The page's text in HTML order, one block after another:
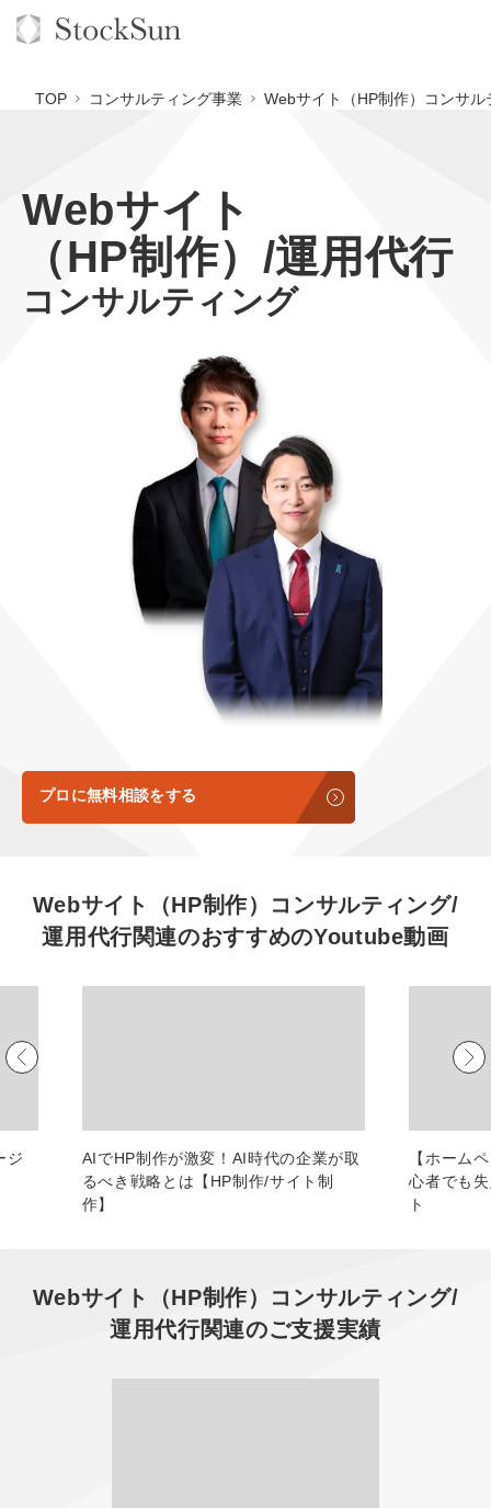
オーダーメイド支援
TOP
コンサルタント一覧
BPO支援
定額制Webマーケティング代行『マキトルくん』
定額制採用代行・RPO『トルトルくん』
営業改善特化の動画制作『動画でカリトルくん』
定額LINE運用代行『LINEマキトルくん』
オリジナルサービス
拡散付1日密着動画制作『まるごと社長』
1本無料で記事を制作『SEOトライアル』
定額制LP制作・改善『最強LP』
採用YouTubeチャンネル構築『トリトル』
オンラインサロン
YouTubeディレクター
ミッション・ビジョン・バリュー
代表メッセージ（岩野圭佑）
取締役メッセージ（株本祐己）
動画ディレクター
正社員
マーケマネージャー
カスタマーサクセスマネージャー
内部監査室長
募集要項一覧
TOP コンサルティング事業 Webサイト（HP制作）コンサ
Webサイト
（HP制作）/運用代行
コンサルティング
プロに無料相談をする
Webサイト（HP制作）コンサルティング/
運用代行関連のおすすめのYoutube動画
ジ
AIでHP制作が激変！AI時代の企業が取
るべき戦略とは【HP制作/サイト制
作】
【ホーム
心者でも
ト
Webサイト（HP制作）コンサルティング/
運用代行関連のご支援実績